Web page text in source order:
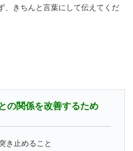
、きちんと言葉にして伝えてくだ
の関係を改善するため
き止めること